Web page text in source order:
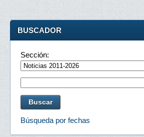
BUSCADOR
Sección:
Búsqueda por fechas